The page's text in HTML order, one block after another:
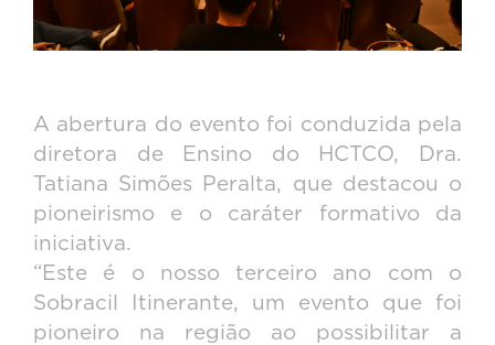
A abertura do evento foi conduzida pela
diretora de Ensino do HCTCO, Dra.
Tatiana Simões Peralta, que destacou o
pioneirismo e o caráter formativo da
iniciativa.
“Este é o nosso terceiro ano com o
Sobracil Itinerante, um evento que foi
pioneiro na região ao possibilitar a